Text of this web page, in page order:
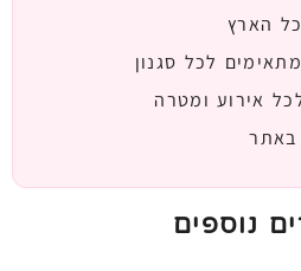
הארץ
לכל סגנון
אירוע ומטרה
באתר
נוספים